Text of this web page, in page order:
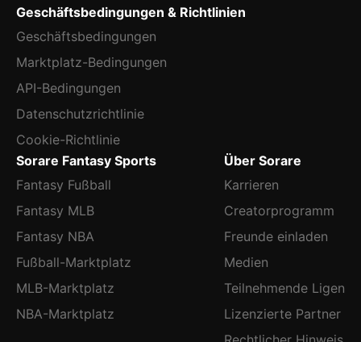
Geschäftsbedingungen & Richtlinien
Geschäftsbedingungen
Marktplatz-Bedingungen
API-Bedingungen
Datenschutzrichtlinie
Cookie-Richtlinie
Sorare Fantasy Sports
Fantasy Fußball
Fantasy MLB
Fantasy NBA
Fußball-Marktplatz
MLB-Marktplatz
NBA-Marktplatz
Über Sorare
Karrieren
Creatorprogramm
Freunde einladen
Medien
Teilnehmende Ligen
Lizenzierte Partner